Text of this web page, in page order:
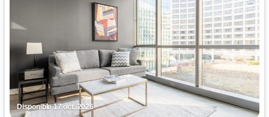
Disponible 17 oct. 2026